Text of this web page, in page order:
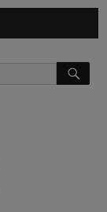
S
R